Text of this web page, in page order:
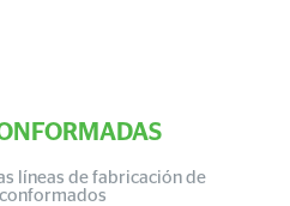
líneas de fabricación de